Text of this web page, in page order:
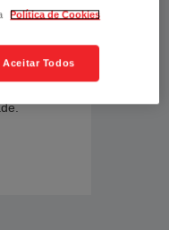
que
Política de Cookies
Aceitar Todos